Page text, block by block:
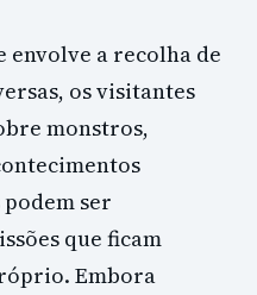
a recolha de
os visitantes
monstros,
ser
que ficam
Embora